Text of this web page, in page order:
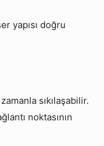
yapısı doğru
sıkılaşabilir.
noktasının